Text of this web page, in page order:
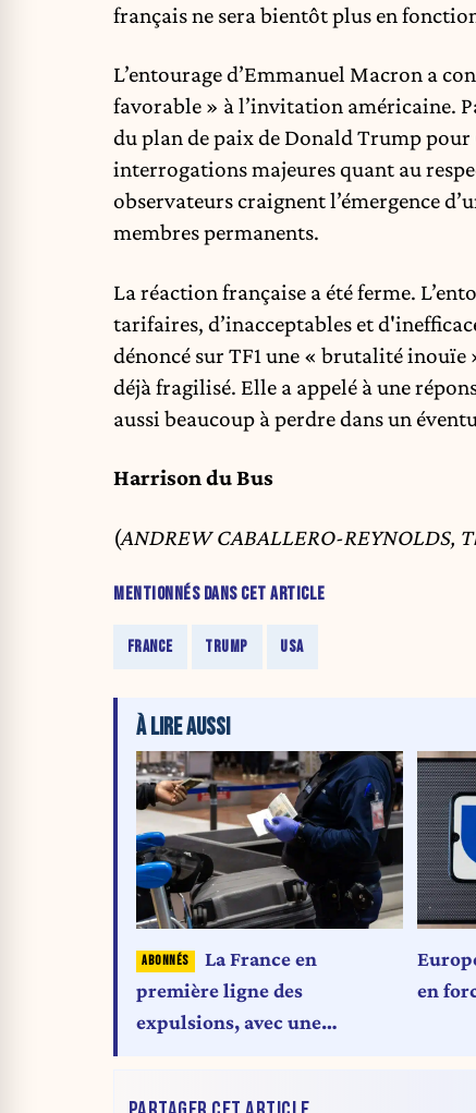
français ne sera bientôt plus en
L’entourage d’Emmanuel Macron a
favorable » à l’invitation américaine.
du plan de paix de Donald Trump pour
interrogations majeures quant au
observateurs craignent l’émergence
membres permanents.
La réaction française a été ferme.
tarifaires, d’inacceptables et
dénoncé sur TF1 une « brutalité
déjà fragilisé. Elle a appelé à une
aussi beaucoup à perdre dans un
Harrison du Bus
(ANDREW CABALLERO-REYNOLDS,
MENTIONNÉS DANS CET ARTICLE
FRANCE TRUMP USA
À LIRE AUSSI
La France en
première ligne des
expulsions, avec une
en